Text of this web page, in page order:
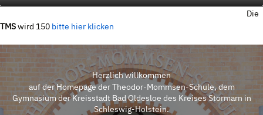
Die
TMSwird 150 bitte hier klicken
Herzlich willkommen
auf der Homepage der Theodor-Mommsen-Schule, dem
Gymnasium der Kreisstadt Bad Oldesloe des Kreises Stormarn in
Schleswig-Holstein.